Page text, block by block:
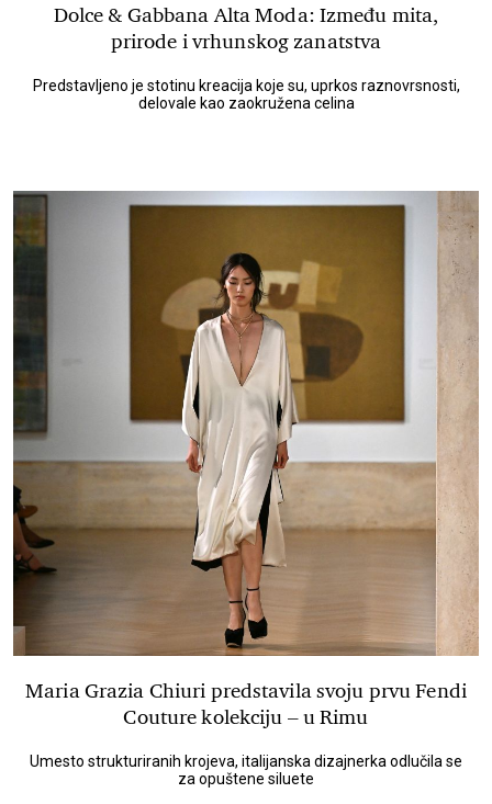
Dolce & Gabbana Alta Moda: Između mita,
prirode i vrhunskog zanatstva
Predstavljeno je stotinu kreacija koje su, uprkos raznovrsnosti,
delovale kao zaokružena celina
Maria Grazia Chiuri predstavila svoju prvu Fendi
Couture kolekciju – u Rimu
Umesto strukturiranih krojeva, italijanska dizajnerka odlučila se
za opuštene siluete